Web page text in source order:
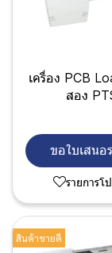
เครื่อง PCB
สอง
ขอใบเสนอ
รายการโ
สินค้าขายดี